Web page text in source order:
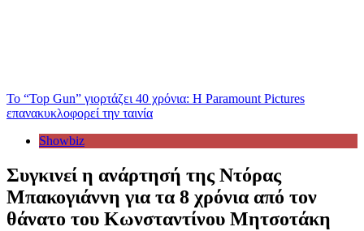
Το “Top Gun” γιορτάζει 40 χρόνια: Η Paramount Pictures
επανακυκλοφορεί την ταινία
Showbiz
Συγκινεί η ανάρτησή της Ντόρας
Μπακογιάννη για τα 8 χρόνια από τον
θάνατο του Κωνσταντίνου Μητσοτάκη